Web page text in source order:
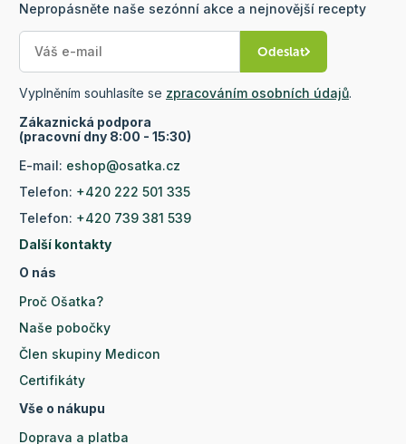
Nepropásněte naše sezónní akce a nejnovější recepty
Odeslat
Vyplněním souhlasíte se zpracováním osobních údajů.
Zákaznická podpora
(pracovní dny 8:00 - 15:30)
E-mail: eshop@osatka.cz
Telefon: +420 222 501 335
Telefon: +420 739 381 539
Další kontakty
O nás
Proč Ošatka?
Naše pobočky
Člen skupiny Medicon
Certifikáty
Vše o nákupu
Doprava a platba